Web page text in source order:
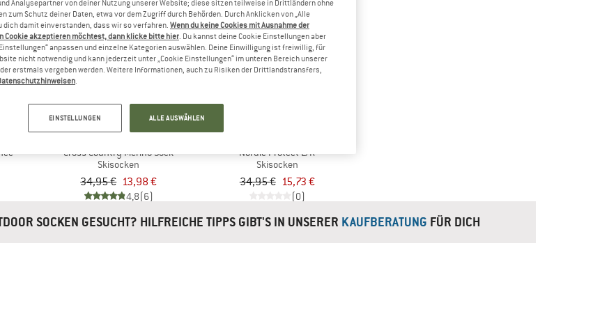
60%
Cross Country Merino Sock
Skisocken
34,95 € 13,98 €
4,8(6)
55%
Nordic Protect L/R
Skisocken
34,95 € 15,73 €
(0)
SOCKEN GESUCHT? HILFREICHE TIPPS GIBT'S IN UNSERER KAUFBERATUNG FÜR DICH
Analysepartner von deiner Nutzung unserer Website; diese sitzen teilweise in Drittländern ohne
zum Schutz deiner Daten, etwa vor dem Zugriff durch Behörden. Durch Anklicken von „Alle
dich damit einverstanden, dass wir so verfahren. Wenn du keine Cookies mit Ausnahme der
Cookie akzeptieren möchtest, dann klicke bitte hier . Du kannst deine Cookie Einstellungen aber
anpassen und einzelne Kategorien auswählen. Deine Einwilligung ist freiwillig, für
nicht notwendig und kann jederzeit unter „Cookie Einstellungen“ im unteren Bereich unserer
erstmals vergeben werden. Weitere Informationen, auch zu Risiken der Drittlandstransfers,
EINSTELLUNGEN ALLE AUSWÄHLEN